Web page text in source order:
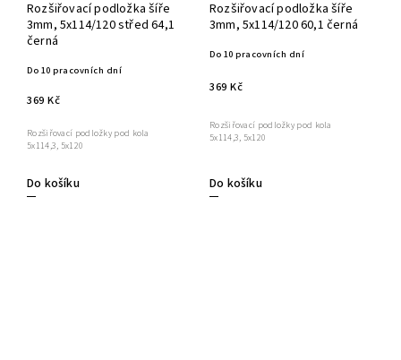
Rozšiřovací podložka šíře
3mm, 5x114/120 střed 64,1
černá
Do 10 pracovních dní
369 Kč
Do košíku
Rozšiřovací podložky pod kola
5x114,3, 5x120
Rozšiřovací podložka šíře
3mm, 5x114/120 60,1 černá
Do 10 pracovních dní
369 Kč
Do košíku
Rozšiřovací podložky pod kola
5x114,3, 5x120